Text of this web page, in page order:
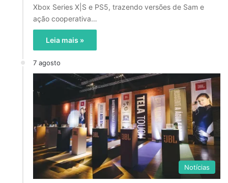
Xbox Series X|S e PS5, trazendo versões de Sam e
ação cooperativa…
Leia mais »
7 agosto
Notícias